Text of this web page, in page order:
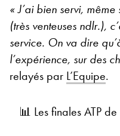
« J’ai bien servi,
(très venteuses ndlr.),
service. On va dire
l’expérience, sur des
relayés par L’Equipe.
📊 Les finales ATP